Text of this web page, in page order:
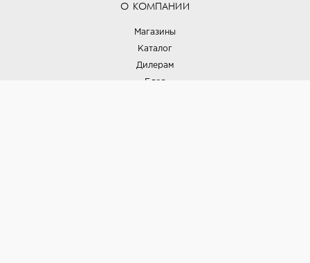
О КОМПАНИИ
Магазины
Каталог
Дилерам
Блог